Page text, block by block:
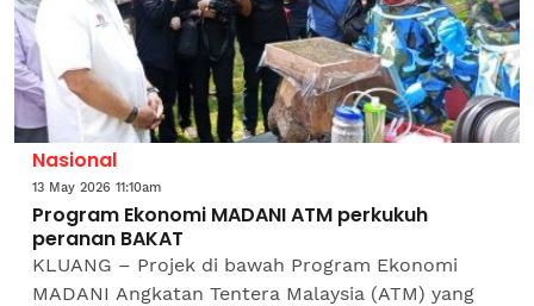
Nasional
13 May 2026 11:10am
Program Ekonomi MADANI ATM perkukuh
peranan BAKAT
KLUANG – Projek di bawah Program Ekonomi
MADANI Angkatan Tentera Malaysia (ATM) yang